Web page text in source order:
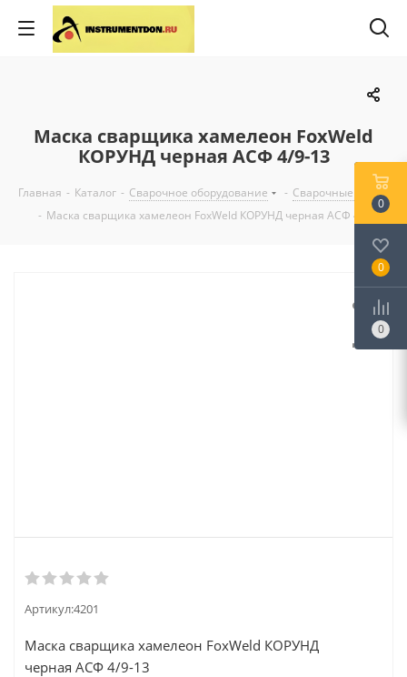
Маска сварщика хамелеон FoxWeld
КОРУНД черная ACФ 4/9-13
Главная - Каталог - Сварочное оборудование - Сварочные маски
- Маска сварщика хамелеон FoxWeld КОРУНД черная ACФ 4/9-13
Артикул:4201
Маска сварщика хамелеон FoxWeld КОРУНД
черная ACФ 4/9-13
0
0
0